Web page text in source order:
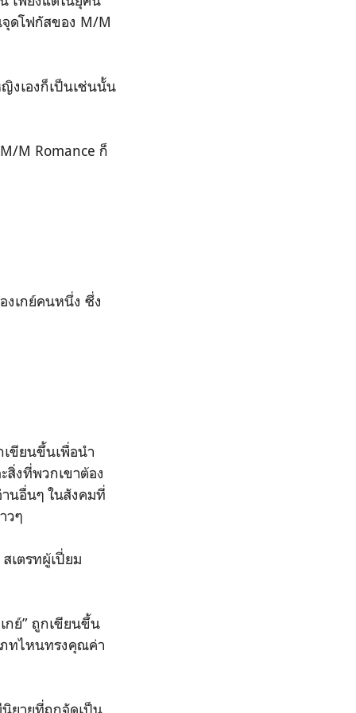
ดโฟกัสของ M/M
งเองก็เป็นเช่นนั้น
M Romance ก็
งเกย์คนหนึ่ง ซึ่ง
เขียนขึ้นเพื่อนำ
สิ่งที่พวกเขาต้อง
านอื่นๆ ในสังคมที่
วๆ
เตรทผู้เปี่ยม
กย์” ถูกเขียนขึ้น
ภทไหนทรงคุณค่า
ยายที่ถูกจัดเป็น